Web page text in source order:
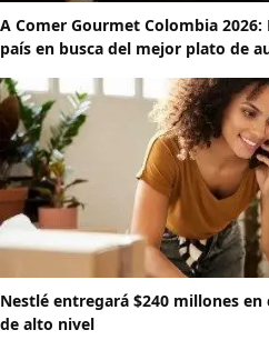
A Comer Gourmet Colombia
país en busca del mejor plato de
Nestlé entregará $240 millones
de alto nivel